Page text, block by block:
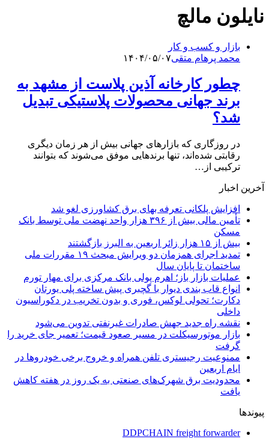
نایلون مالچ
بازار و کسب و کار
محمد پرهام متقی۱۴۰۴/۰۵/۰۷
چطور کارخانه آذین پلاست از مشهد به
برند جهانی محصولات پلاستیکی تبدیل
شد؟
در روزگاری که بازارهای جهانی بیش از هر زمان دیگری
رقابتی شده‌اند، تنها برندهایی موفق می‌شوند که بتوانند
ترکیبی از…
آخرین اخبار
افزایش پلکانی تعرفه بهای برق کشاورزی لغو شد
تأمین مالی بیش از ۳۹۶ هزار واحد نهضت ملی توسط بانک
مسکن
بیش از ۱۵ هزار زائر اربعین به البرز بازگشتند
تمدید اجرای همزمان دو ویرایش مبحث ۱۹ مقررات ملی
ساختمان تا پایان سال
عملیات بازار باز؛ اهرم پولی بانک مرکزی برای مهار تورم
انواع قاب بندی دیوار با گچبری پیش ساخته پلی یورتان
دکارت؛ تحولی لوکس، فوری و بدون تخریب در دکوراسیون
داخلی
نقشه راه جدید جهش صادرات غیرنفتی تدوین می‌شود
بازار موتورسیکلت در مسیر صعود قیمت؛ تعمیر جای خرید را
گرفت
ممنوعیت رجیستری تلفن همراه و خروج برخی خودروها در
ایام اربعین
محدودیت برق شهرک‌های صنعتی به یک روز در هفته کاهش
یافت
پیوندها
DDPCHAIN freight forwarder